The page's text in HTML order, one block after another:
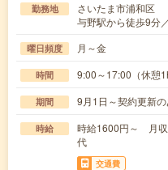
勤務地
さいたま市浦和区
与野駅から徒歩9分
曜日頻度 月～金
時間 9:00～17:00（休憩
期間 9月1日～契約更新
時給
時給1600円～ 月収
代
交通費